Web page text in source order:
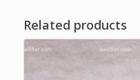
Related products